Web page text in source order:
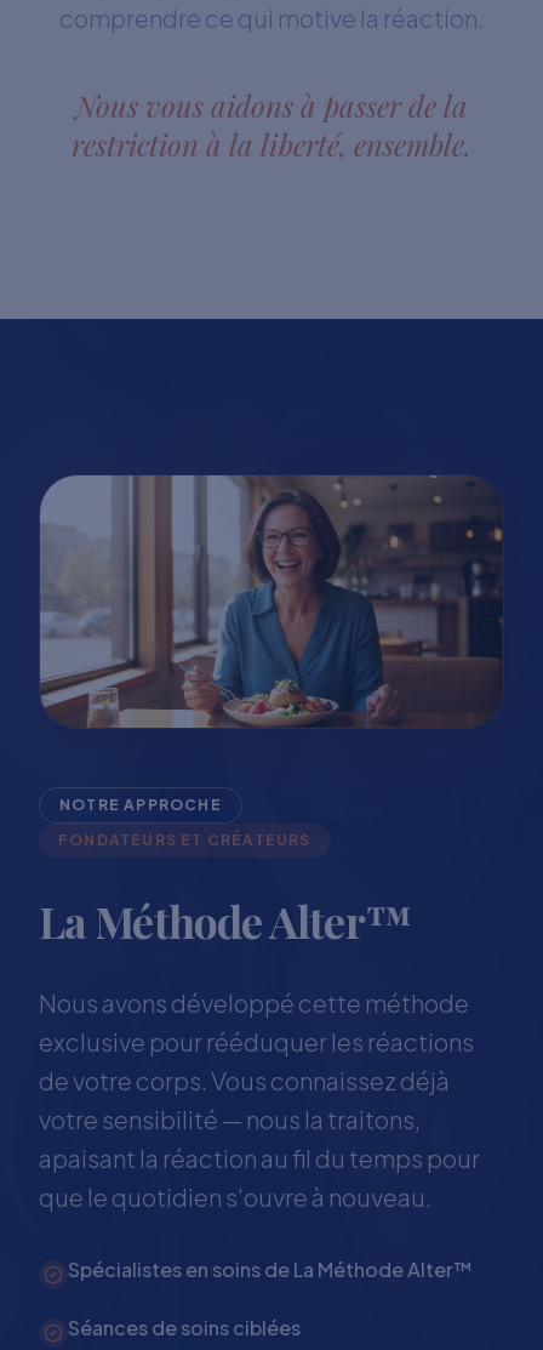
comprendre ce qui motive la réaction.
Nous vous aidons à passer de la
restriction à la liberté, ensemble.
NOTRE APPROCHE
FONDATEURS ET CRÉATEURS
La Méthode Alter™
Nous avons développé cette méthode
exclusive pour rééduquer les réactions
de votre corps. Vous connaissez déjà
votre sensibilité — nous la traitons,
apaisant la réaction au fil du temps pour
que le quotidien s'ouvre à nouveau.
Spécialistes en soins de La Méthode Alter™
Séances de soins ciblées